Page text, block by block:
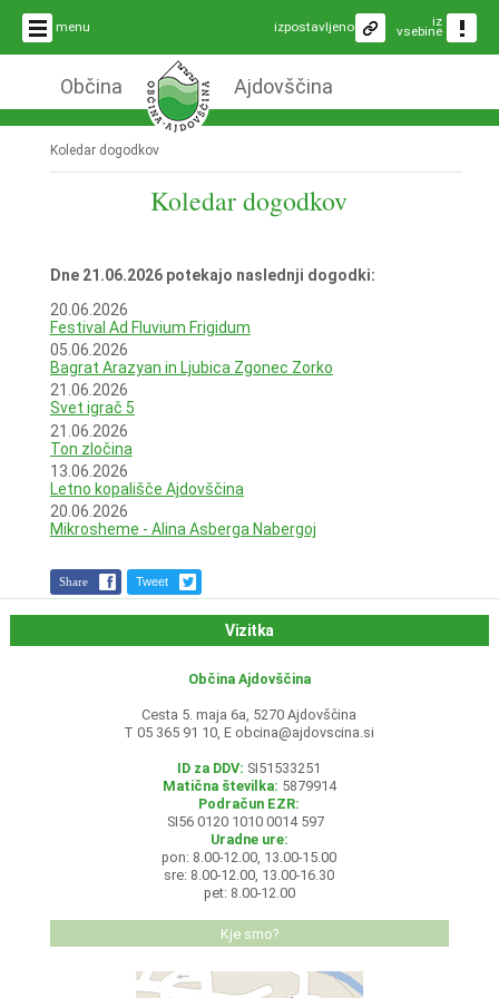
menu iz
vsebine
izpostavljeno
Občina Ajdovščina
Koledar dogodkov
Koledar dogodkov
Dne 21.06.2026 potekajo naslednji dogodki:
20.06.2026
Festival Ad Fluvium Frigidum
05.06.2026
Bagrat Arazyan in Ljubica Zgonec Zorko
21.06.2026
Svet igrač 5
21.06.2026
Ton zločina
13.06.2026
Letno kopališče Ajdovščina
20.06.2026
Mikrosheme - Alina Asberga Nabergoj
Share Tweet
Vizitka
Občina Ajdovščina
Cesta 5. maja 6a, 5270 Ajdovščina
T 05 365 91 10, E obcina@ajdovscina.si
ID za DDV: SI51533251
Matična številka: 5879914
Podračun EZR:
SI56 0120 1010 0014 597
Uradne ure:
pon: 8.00-12.00, 13.00-15.00
sre: 8.00-12.00, 13.00-16.30
pet: 8.00-12.00
Kje smo?